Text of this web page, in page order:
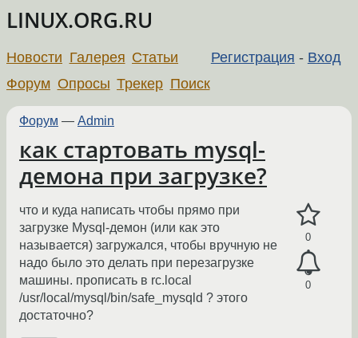
LINUX.ORG.RU
Регистрация - Вход
Новости Галерея Статьи
Форум Опросы Трекер Поиск
Форум — Admin
как стартовать mysql-
демона при загрузке?
0
0
что и куда написать чтобы прямо при
загрузке Mysql-демон (или как это
называется) загружался, чтобы вручную не
надо было это делать при перезагрузке
машины. прописать в rc.local
/usr/local/mysql/bin/safe_mysqld ? этого
достаточно?